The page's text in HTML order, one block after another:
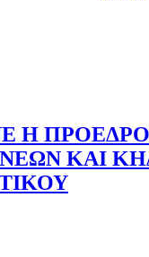
Η
ΚΑΙ